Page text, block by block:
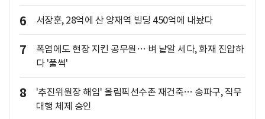
6 서장훈, 28억에 산 양재역 빌딩 450억에 내놨다
7
폭염에도 현장 지킨 공무원… 벼 낱알 세다, 화재 진압하
다 '풀썩'
8
'추진위원장 해임' 올림픽선수촌 재건축… 송파구, 직무
대행 체제 승인